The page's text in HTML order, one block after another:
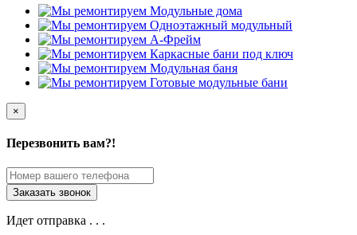
×
Перезвонить вам?!
Идет отправка . . .